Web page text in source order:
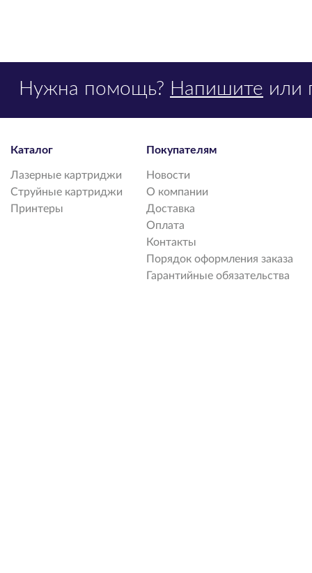
Нужна помощь? Напишите или
Каталог
Лазерные картриджи
Струйные картриджи
Принтеры
Покупателям
Новости
О компании
Доставка
Оплата
Контакты
Порядок оформления заказа
Гарантийные обязательства